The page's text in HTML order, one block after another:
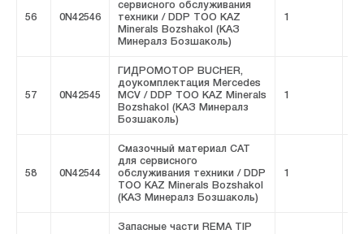
56 0N42546
сервисного обслуживания
техники / DDP ТОО KAZ
Minerals Bozshakol (КАЗ
Минералз Бозшаколь)
1
57 0N42545
ГИДРОМОТОР BUCHER,
доукомплектация Mercedes
MCV / DDP ТОО KAZ Minerals
Bozshakol (КАЗ Минералз
Бозшаколь)
1
58 0N42544
Смазочный материал CAT
для сервисного
обслуживания техники / DDP
ТОО KAZ Minerals Bozshakol
(КАЗ Минералз Бозшаколь)
1
Запасные части REMA TIP